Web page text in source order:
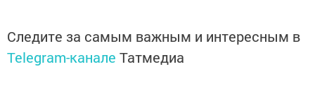
Следите за самым важным и интересным в
Telegram-канале Татмедиа